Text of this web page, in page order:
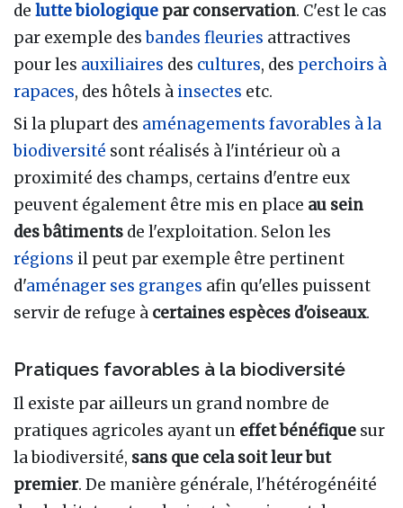
de lutte biologique par conservation. C'est le cas
par exemple desbandes fleuries attractives
pour les auxiliaires des cultures, des perchoirs à
rapaces, des hôtels à insectes etc.
Si la plupart des aménagements favorables à la
biodiversité sont réalisés à l'intérieur où a
proximité des champs, certains d'entre eux
peuvent également être mis en place au sein
des bâtiments de l'exploitation. Selon les
régions il peut par exemple être pertinent
d'aménager ses granges afin qu'elles puissent
servir de refuge à certaines espèces d'oiseaux.
Pratiques favorables à la biodiversité
Il existe par ailleurs un grand nombre de
pratiques agricoles ayant un effet bénéfique sur
la biodiversité, sans que cela soit leur but
premier. De manière générale, l'hétérogénéité